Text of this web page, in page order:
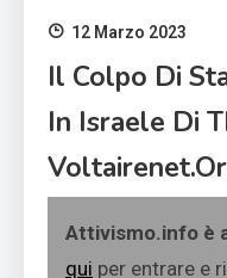
12 Marzo 2023
Il Colpo Di
In Israele Di
Attivismo.info è
qui per entrare e